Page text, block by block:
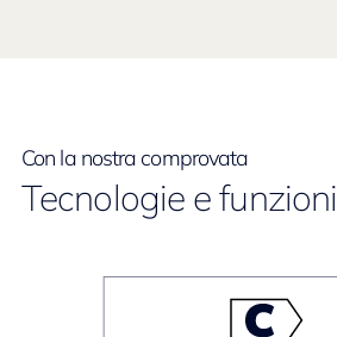
Con la nostra comprovata
Tecnologie e funzioni